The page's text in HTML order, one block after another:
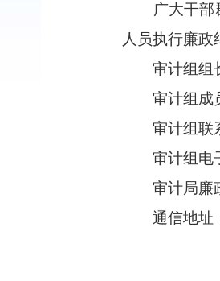
广大干
人员执行廉政
审计组组
审计组成
审计组联
审计组电
审计局廉
通信地址